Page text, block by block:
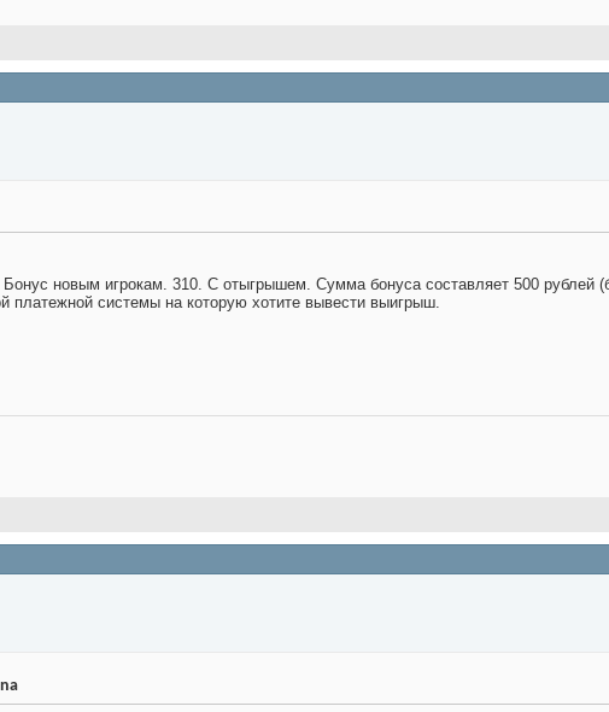
новым игрокам. 310. C oтыгpышeм. Сумма бонуса составляет 500 рублей
платежной системы на которую хотите вывести выигрыш.